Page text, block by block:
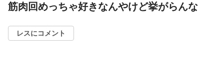
筋肉回めっちゃ好きなんやけど挙がらんな
レスにコメント